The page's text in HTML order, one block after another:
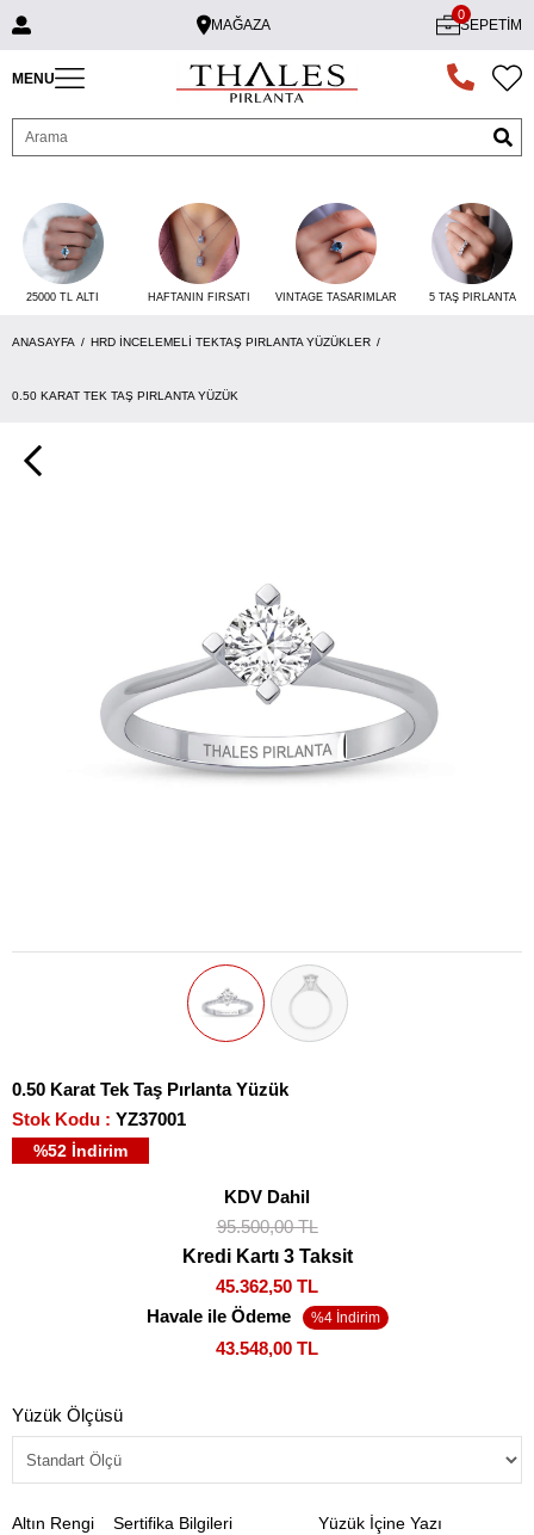
MAĞAZA SEPETIM
0
MENU
25000 TL ALTI HAFTANIN FIRSATI VINTAGE TASARIMLAR 5 TAŞ PIRLANTA
ANASAYFA HRD İNCELEMELI TEKTAŞ PIRLANTA YÜZÜKLER
0.50 KARAT TEK TAŞ PIRLANTA YÜZÜK
0.50 Karat Tek Taş Pırlanta Yüzük
Stok Kodu
YZ37001
%52 İndirim
KDV Dahil
95.500,00 TL
Kredi Kartı 3 Taksit
45.362,50 TL
Havale ile Ödeme
43.548,00 TL
Yüzük Ölçüsü
Altın Rengi Sertifika Bilgileri Yüzük İçine Yazı